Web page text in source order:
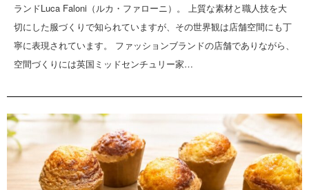
ランドLuca Faloni（ルカ・ファローニ）。 上質な素材と職人技を大
切にした服づくりで知られていますが、その世界観は店舗空間にも丁
寧に表現されています。 ファッションブランドの店舗でありながら、
空間づくりには英国ミッドセンチュリー家…